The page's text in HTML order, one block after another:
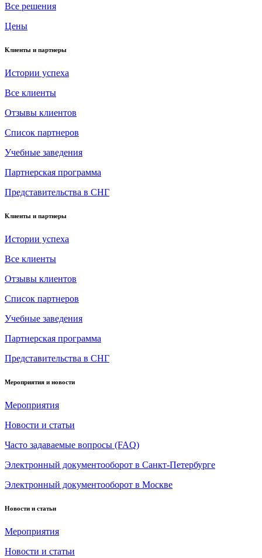
Все решения
Цены
Клиенты и партнеры
Истории успеха
Все клиенты
Отзывы клиентов
Список партнеров
Учебные заведения
Партнерская программа
Представительства в СНГ
Клиенты и партнеры
Истории успеха
Все клиенты
Отзывы клиентов
Список партнеров
Учебные заведения
Партнерская программа
Представительства в СНГ
Мероприятия и новости
Мероприятия
Новости и статьи
Часто задаваемые вопросы (FAQ)
Электронный документооборот в Санкт-Петербурге
Электронный документооборот в Москве
Новости и статьи
Мероприятия
Новости и статьи